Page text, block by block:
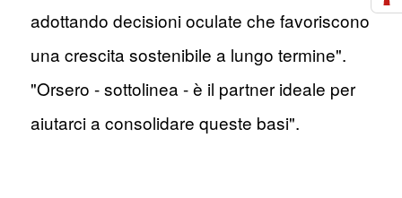
adottando decisioni oculate che favoriscono
una crescita sostenibile a lungo termine".
"Orsero - sottolinea - è il partner ideale per
aiutarci a consolidare queste basi".